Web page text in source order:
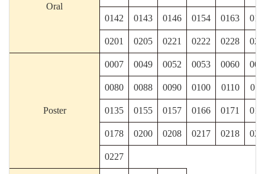
Oral
0142 0143 0146 0154 0163
0201 0205 0221 0222 0228
Poster
0007 0049 0052 0053 0060
0080 0088 0090 0100 0110
0135 0155 0157 0166 0171
0178 0200 0208 0217 0218
0227